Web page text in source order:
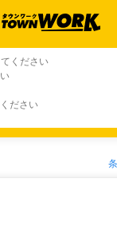
ください
ださい